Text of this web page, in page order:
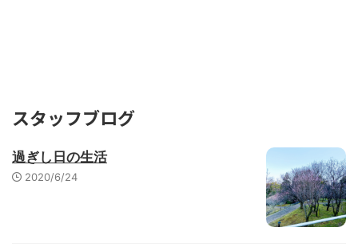
スタッフブログ
過ぎし日の生活
2020/6/24